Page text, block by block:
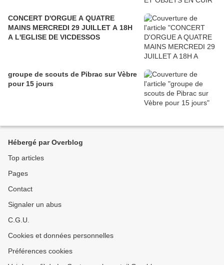
CONCERT D'ORGUE A QUATRE
MAINS MERCREDI 29 JUILLET A 18H
A L'EGLISE DE VICDESSOS
groupe de scouts de Pibrac sur Vèbre
pour 15 jours
Hébergé par Overblog
Top articles
Pages
Contact
Signaler un abus
C.G.U.
Cookies et données personnelles
Préférences cookies